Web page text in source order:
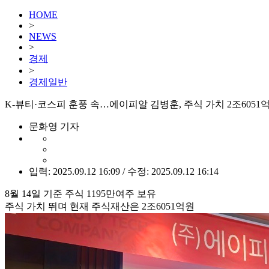
HOME
>
NEWS
>
경제
>
경제일반
K-뷰티·코스피 훈풍 속…에이피알 김병훈, 주식 가치 2조6051
문화영 기자
입력: 2025.09.12 16:09 / 수정: 2025.09.12 16:14
8월 14일 기준 주식 1195만여주 보유
주식 가치 뛰며 현재 주식재산은 2조6051억원